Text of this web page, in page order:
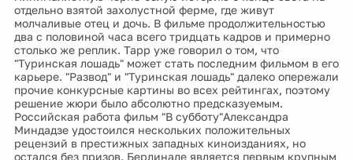
отдельно взятой захолустной ферме, где живут
молчаливые отец и дочь. В фильме продолжительностью
два с половиной часа всего тридцать кадров и примерно
столько же реплик. Тарр уже говорил о том, что
"Туринская лошадь" может стать последним фильмом в его
карьере. "Развод" и "Туринская лошадь" далеко опережали
прочие конкурсные картины во всех рейтингах, поэтому
решение жюри было абсолютно предсказуемым.
Российская работа фильм "В субботу"Александра
Миндадзе удостоился нескольких положительных
рецензий в престижных западных киноизданиях, но
остался без призов. Берлинале является первым крупным